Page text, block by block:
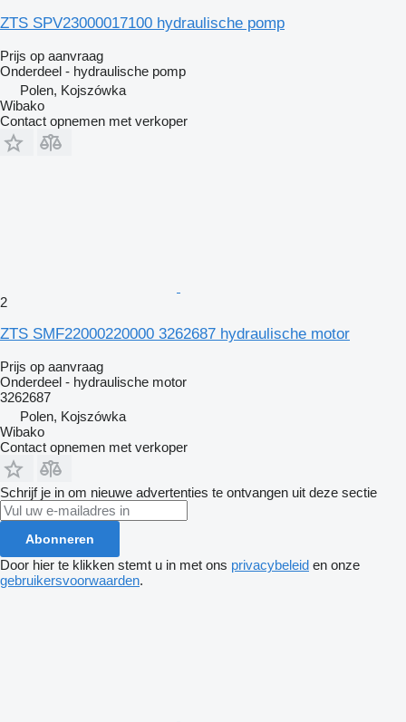
ZTS SPV23000017100 hydraulische pomp
Prijs op aanvraag
Onderdeel - hydraulische pomp
Polen, Kojszówka
Wibako
Contact opnemen met verkoper
2
ZTS SMF22000220000 3262687 hydraulische motor
Prijs op aanvraag
Onderdeel - hydraulische motor
3262687
Polen, Kojszówka
Wibako
Contact opnemen met verkoper
Schrijf je in om nieuwe advertenties te ontvangen uit deze sectie
Abonneren
Door hier te klikken stemt u in met ons privacybeleid en onze
gebruikersvoorwaarden.